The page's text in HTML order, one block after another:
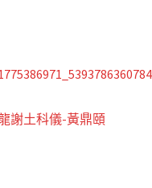
謝土科儀-黃鼎頤